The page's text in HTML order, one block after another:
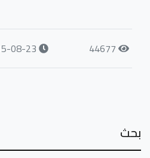
44677
08-23
بحث